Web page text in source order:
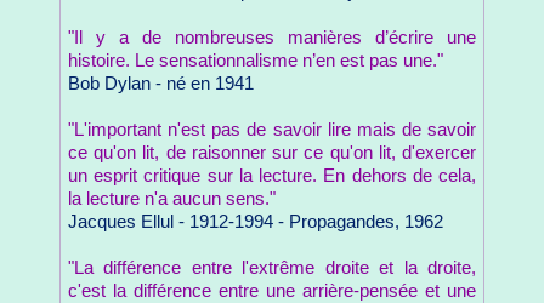
"Il y a de nombreuses manières d’écrire une
histoire. Le sensationnalisme n’en est pas une."
Bob Dylan - né en 1941
"L'important n'est pas de savoir lire mais de savoir
ce qu'on lit, de raisonner sur ce qu'on lit, d'exercer
un esprit critique sur la lecture. En dehors de cela,
la lecture n'a aucun sens."
Jacques Ellul - 1912-1994 - Propagandes, 1962
"La différence entre l'extrême droite et la droite,
c'est la différence entre une arrière-pensée et une